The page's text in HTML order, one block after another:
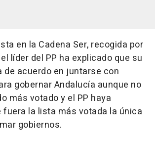
en la Cadena Ser, recogida por
líder del PP ha explicado que su
de acuerdo en juntarse con
gobernar Andalucía aunque no
más votado y el PP haya
fuera la lista más votada la única
gobiernos.